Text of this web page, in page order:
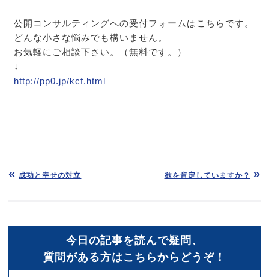
公開コンサルティングへの受付フォームはこちらです。
どんな小さな悩みでも構いません。
お気軽にご相談下さい。（無料です。）
↓
http://pp0.jp/kcf.html
成功と幸せの対立 欲を肯定していますか？
今日の記事を読んで疑問、
質問がある方はこちらからどうぞ！